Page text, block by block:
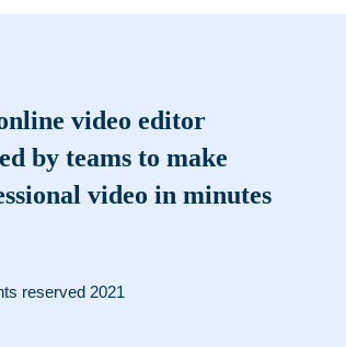
video editor
by teams to make
video in minutes
reserved 2021